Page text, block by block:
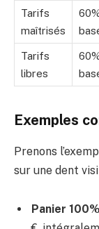
Tarifs
maîtrisés
Tarifs
libres
Exemples
Prenons
sur une dent
Panier